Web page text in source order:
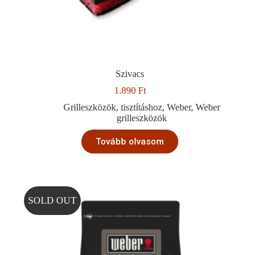
Szivacs
1.890 Ft
Grilleszközök,tisztításhoz,Weber,Weber
grilleszközök
Tovább olvasom
SOLD OUT